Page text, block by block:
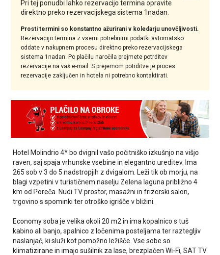
Pri tej ponudbi lahko rezervacijo termina opravite
direktno preko rezervacijskega sistema 1nadan.
Prosti termini so konstantno ažurirani v koledarju unovčljivosti.
Rezervacijo termina z vsemi potrebnimi podatki avtomatsko
oddate v nakupnem procesu direktno preko rezervacijskega
sistema 1nadan. Po plačilu naročila prejmete potrditev
rezervacije na vaš e-mail. S prejemom potrditve je proces
rezervacije zaključen in hotela ni potrebno kontaktirati.
Hotel Molindrio 4* bo dvignil vašo počitniško izkušnjo na višjo
raven, saj spaja vrhunske vsebine in elegantno ureditev. Ima
265 sob v 3 do 5 nadstropjih z dvigalom. Leži tik ob morju, na
blagi vzpetini v turističnem naselju Zelena laguna približno 4
km od Poreča. Nudi TV prostor, masažni in frizerski salon,
trgovino s spominki ter otroško igrišče v bližini.
Economy soba je velika okoli 20 m2 in ima kopalnico s tuš
kabino ali banjo, spalnico z ločenima posteljama ter raztegljiv
naslanjač, ki služi kot pomožno ležišče. Vse sobe so
klimatizirane in imajo sušilnik za lase, brezplačen Wi-Fi, SAT TV